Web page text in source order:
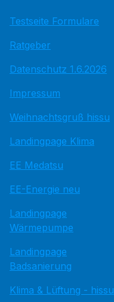
Testseite Formulare
Ratgeber
Datenschutz 1.6.2026
Impressum
Weihnachtsgruß hissu
Landingpage Klima
EE Medatsu
EE-Energie neu
Landingpage
Wärmepumpe
Landingpage
Badsanierung
Klima & Lüftung - hissu